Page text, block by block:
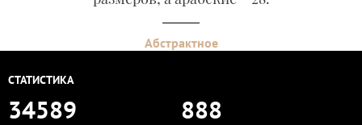
Абстрактное
СТАТИСТИКА
34589 888